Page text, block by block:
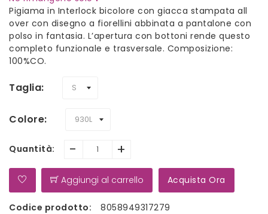
Pigiama in Interlock bicolore con giacca stampata all
over con disegno a fiorellini abbinata a pantalone con
polso in fantasia. L’apertura con bottoni rende questo
completo funzionale e trasversale. Composizione:
100%CO.
Taglia
Colore
Quantità: - +
Aggiungi al carrello Acquista Ora
Codice prodotto:
8058949317279